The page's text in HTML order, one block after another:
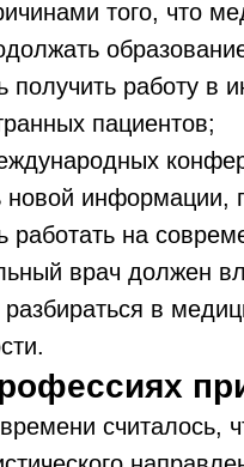
того, что
получить работу в
пациентов;
новой информации,
работать на
врач должен
в
считалось,